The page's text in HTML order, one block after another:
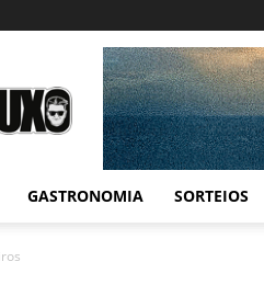
GASTRONOMIA SORTEIOS